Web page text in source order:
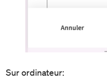
Sur ordinateur: